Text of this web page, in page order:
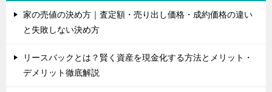
家の売値の決め方｜査定額・売り出し価格・成約価格の違い
と失敗しない決め方
リースバックとは？賢く資産を現金化する方法とメリット・
デメリット徹底解説